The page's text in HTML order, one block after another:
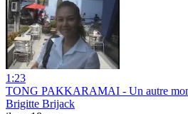
1:23
TONG PAKKARAMAI - Un autre
Brigitte Brijack